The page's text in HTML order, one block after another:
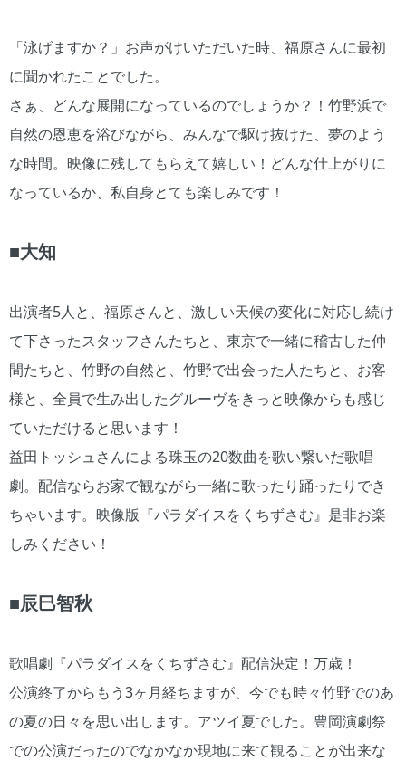
「泳げますか？」お声がけいただいた時、福原さんに最初
に聞かれたことでした。
さぁ、どんな展開になっているのでしょうか？！竹野浜で
自然の恩恵を浴びながら、みんなで駆け抜けた、夢のよう
な時間。映像に残してもらえて嬉しい！どんな仕上がりに
なっているか、私自身とても楽しみです！
■大知
出演者5人と、福原さんと、激しい天候の変化に対応し続け
て下さったスタッフさんたちと、東京で一緒に稽古した仲
間たちと、竹野の自然と、竹野で出会った人たちと、お客
様と、全員で生み出したグルーヴをきっと映像からも感じ
ていただけると思います！
益田トッシュさんによる珠玉の20数曲を歌い繋いだ歌唱
劇。配信ならお家で観ながら一緒に歌ったり踊ったりでき
ちゃいます。映像版『パラダイスをくちずさむ』是非お楽
しみください！
■辰巳智秋
歌唱劇『パラダイスをくちずさむ』配信決定！万歳！
公演終了からもう3ヶ月経ちますが、今でも時々竹野でのあ
の夏の日々を思い出します。アツイ夏でした。豊岡演劇祭
での公演だったのでなかなか現地に来て観ることが出来な